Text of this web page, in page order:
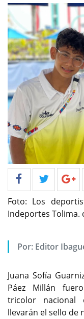
Foto: Los
Indeportes Tolima.
Por: Editor
Juana Sofía
Páez Millán
tricolor nacional
llevarán el sello de